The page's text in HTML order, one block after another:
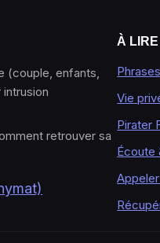
(couple, enfants,
retrouver sa
À LIRE
Vie
Pirater
Écoute